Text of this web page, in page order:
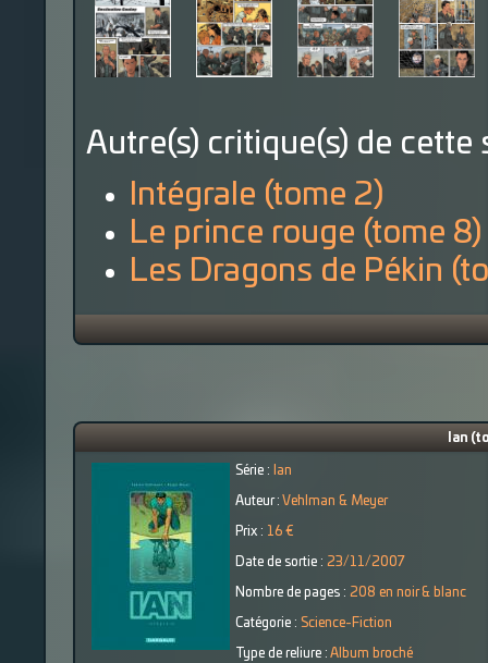
Autre(s) critique(s) de cette
Intégrale (tome 2)
Le prince rouge (tome 8)
Les Dragons de Pékin
Ian
Série : Ian
Auteur : Vehlman & Meyer
Prix : 16 €
Date de sortie : 23/11/2007
Nombre de pages : 208 en noir & blanc
Catégorie : Science-Fiction
Type de reliure : Album broché